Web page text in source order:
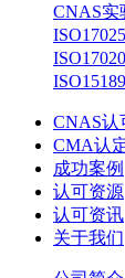
CNAS实
CNAS认
CMA认
成功案例
认可资源
认可资讯
关于我们